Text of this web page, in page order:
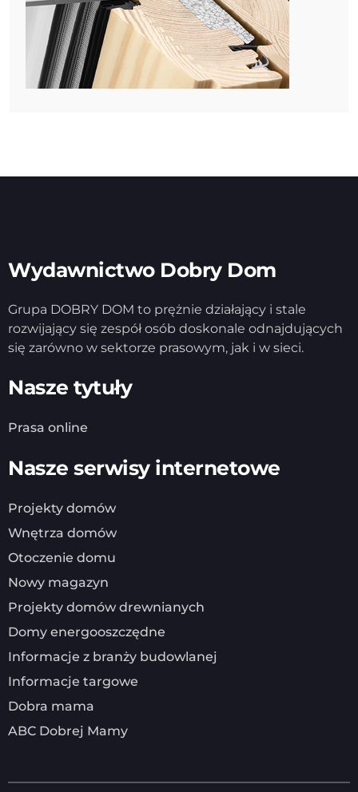
Wydawnictwo Dobry Dom
Grupa DOBRY DOM to prężnie działający i stale
rozwijający się zespół osób doskonale odnajdujących
się zarówno w sektorze prasowym, jak i w sieci.
Nasze tytuły
Prasa online
Nasze serwisy internetowe
Projekty domów
Wnętrza domów
Otoczenie domu
Nowy magazyn
Projekty domów drewnianych
Domy energooszczędne
Informacje z branży budowlanej
Informacje targowe
Dobra mama
ABC Dobrej Mamy